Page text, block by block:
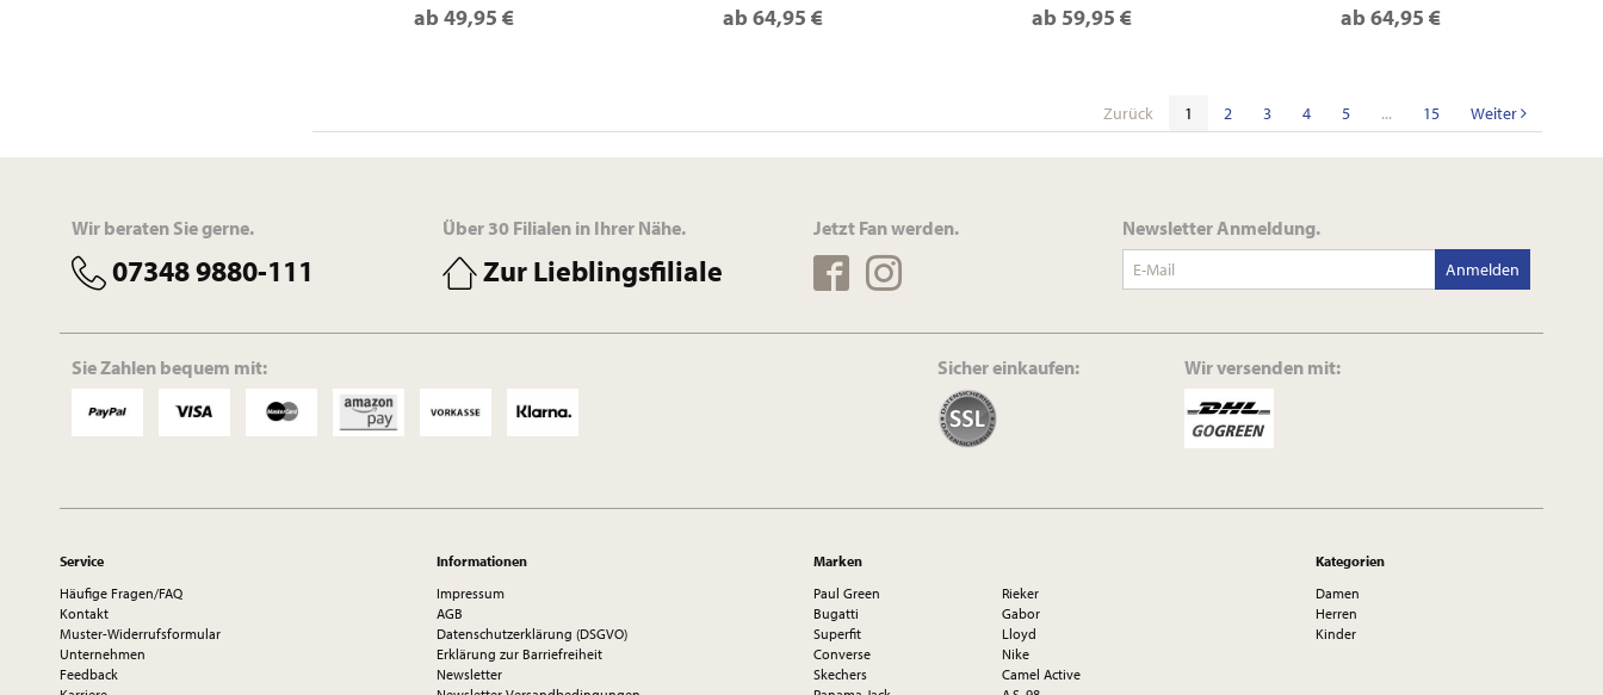
ab49,95 € ab64,95 € ab 59,95 € ab64,95 €
Zurück 1 2 3 4 5 ... 15 Weiter
Wir beraten Sie gerne.
07348 9880-111
Über 30 Filialen in Ihrer Nähe.
Zur Lieblingsfiliale
Jetzt Fan werden. Newsletter Anmeldung.
Anmelden
Sie Zahlen bequem mit: Sicher einkaufen: Wir versenden mit:
Service
Häufige Fragen/FAQ
Kontakt
Muster-Widerrufsformular
Unternehmen
Feedback
Informationen
Impressum
AGB
Datenschutzerklärung (DSGVO)
Erklärung zur Barriefreiheit
Newsletter
Marken
Paul Green
Rieker
Bugatti
Gabor
Superfit
Lloyd
Converse
Nike
Skechers
Camel Active
Kategorien
Damen
Herren
Kinder